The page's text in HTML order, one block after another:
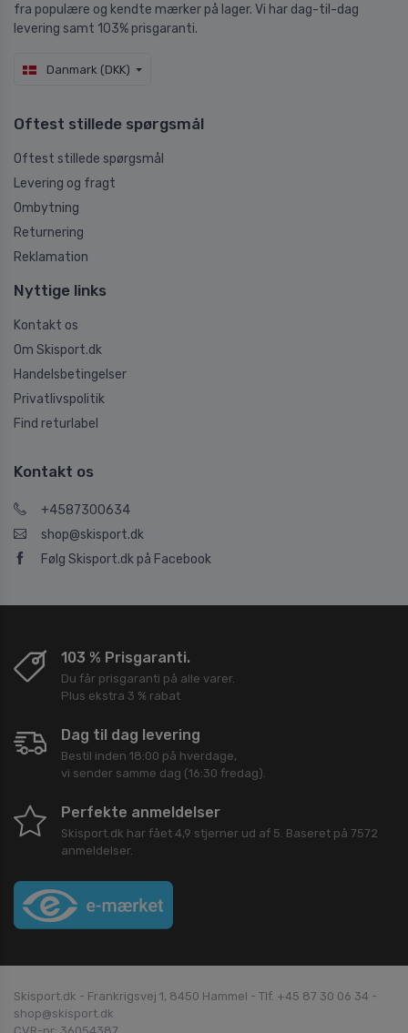
fra populære og kendte mærker på lager. Vi har dag-til-dag
levering samt 103% prisgaranti.
Danmark (DKK)
Oftest stillede spørgsmål
Oftest stillede spørgsmål
Levering og fragt
Ombytning
Returnering
Reklamation
Nyttige links
Kontakt os
Om Skisport.dk
Handelsbetingelser
Privatlivspolitik
Find returlabel
Kontakt os
+4587300634
shop@skisport.dk
Følg Skisport.dk på Facebook
103 % Prisgaranti.
Du får prisgaranti på alle varer.
Plus ekstra 3 % rabat
Dag til dag levering
Bestil inden 18:00 på hverdage,
vi sender samme dag (16:30 fredag).
Perfekte anmeldelser
Skisport.dk har fået 4,9 stjerner ud af 5. Baseret på 7572
anmeldelser.
Skisport.dk - Frankrigsvej 1, 8450 Hammel - Tlf. +45 87 30 06 34 -
shop@skisport.dk